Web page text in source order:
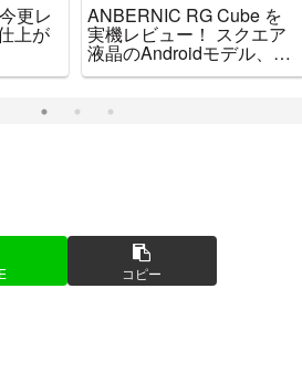
更レ
上が
ANBERNIC RG Cube を
実機レビュー！ スクエア
液晶のAndroidモデル、ニ
ッチで可愛いゲーム機で
コピー